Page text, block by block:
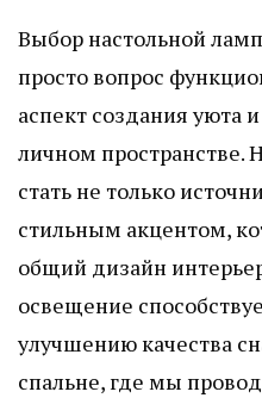
Выбор настольной
просто вопрос
аспект создания уюта
личном пространстве.
стать не только
стильным акцентом,
общий дизайн
освещение
улучшению качества
спальне, где мы